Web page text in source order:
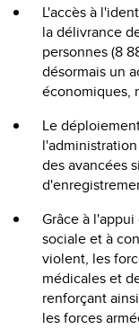
L'accès à
la délivrance
personnes (8
désormais un
économiques,
Le
des avancées
Grâce à
sociale et à
violent, les
médicales et
renforçant
les forces